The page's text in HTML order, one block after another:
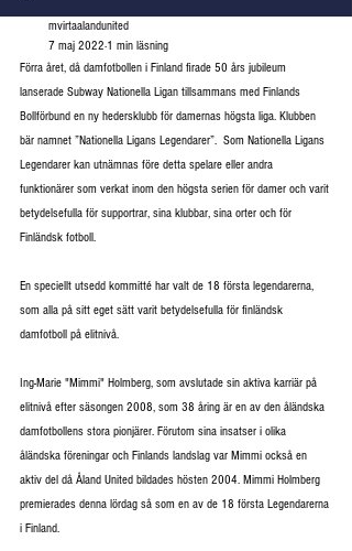
mvirtaalandunited
7 maj 2022 1 min läsning
Förra året, då damfotbollen i Finland firade 50 års jubileum
lanserade Subway Nationella Ligan tillsammans med Finlands
Bollförbund en ny hedersklubb för damernas högsta liga. Klubben
bär namnet ”Nationella Ligans Legendarer”.  Som Nationella Ligans
Legendarer kan utnämnas före detta spelare eller andra
funktionärer som verkat inom den högsta serien för damer och varit
betydelsefulla för supportrar, sina klubbar, sina orter och för
Finländsk fotboll.
En speciellt utsedd kommitté har valt de 18 första legendarerna,
som alla på sitt eget sätt varit betydelsefulla för finländsk
damfotboll på elitnivå.
Ing-Marie "Mimmi" Holmberg, som avslutade sin aktiva karriär på
elitnivå efter säsongen 2008, som 38 åring är en av den åländska
damfotbollens stora pionjärer. Förutom sina insatser i olika
åländska föreningar och Finlands landslag var Mimmi också en
aktiv del då Åland United bildades hösten 2004. Mimmi Holmberg
premierades denna lördag så som en av de 18 första Legendarerna
i Finland.